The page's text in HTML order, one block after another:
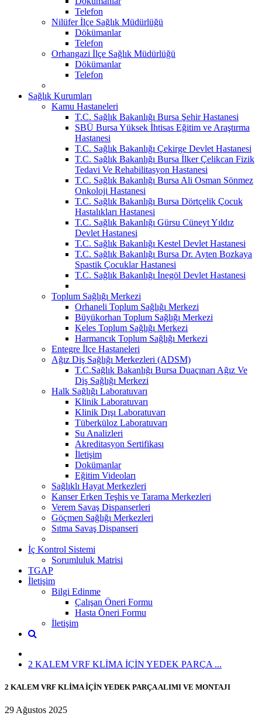
Telefon
Nilüfer İlçe Sağlık Müdürlüğü
Dökümanlar
Telefon
Orhangazi İlçe Sağlık Müdürlüğü
Dökümanlar
Telefon
Sağlık Kurumları
Kamu Hastaneleri
T.C. Sağlık Bakanlığı Bursa Şehir Hastanesi
SBÜ Bursa Yüksek İhtisas Eğitim ve Araştırma
Hastanesi
T.C. Sağlık Bakanlığı Çekirge Devlet Hastanesi
T.C. Sağlık Bakanlığı Bursa İlker Çelikcan Fizik
Tedavi Ve Rehabilitasyon Hastanesi
T.C. Sağlık Bakanlığı Bursa Ali Osman Sönmez
Onkoloji Hastanesi
T.C. Sağlık Bakanlığı Bursa Dörtçelik Çocuk
Hastalıkları Hastanesi
T.C. Sağlık Bakanlığı Gürsu Cüneyt Yıldız
Devlet Hastanesi
T.C. Sağlık Bakanlığı Kestel Devlet Hastanesi
T.C. Sağlık Bakanlığı Bursa Dr. Ayten Bozkaya
Spastik Çocuklar Hastanesi
T.C. Sağlık Bakanlığı İnegöl Devlet Hastanesi
Toplum Sağlığı Merkezi
Orhaneli Toplum Sağlığı Merkezi
Büyükorhan Toplum Sağlığı Merkezi
Keles Toplum Sağlığı Merkezi
Harmancık Toplum Sağlığı Merkezi
Entegre İlçe Hastaneleri
Ağız Diş Sağlığı Merkezleri (ADSM)
T.C.Sağlık Bakanlığı Bursa Duaçınarı Ağız Ve
Diş Sağlığı Merkezi
Halk Sağlığı Laboratuvarı
Klinik Laboratuvarı
Klinik Dışı Laboratuvarı
Tüberküloz Laboratuvarı
Su Analizleri
Akreditasyon Sertifikası
İletişim
Dokümanlar
Eğitim Videoları
Sağlıklı Hayat Merkezleri
Kanser Erken Teşhis ve Tarama Merkezleri
Verem Savaş Dispanserleri
Göçmen Sağlığı Merkezleri
Sıtma Savaş Dispanseri
İç Kontrol Sistemi
Sorumluluk Matrisi
TGAP
İletişim
Bilgi Edinme
Çalışan Öneri Formu
Hasta Öneri Formu
İletişim
2 KALEM VRF KLİMA İÇİN YEDEK PARÇA ...
2 KALEM VRF KLİMA İÇİN YEDEK PARÇA ALIMI VE MONTAJI
29 Ağustos 2025